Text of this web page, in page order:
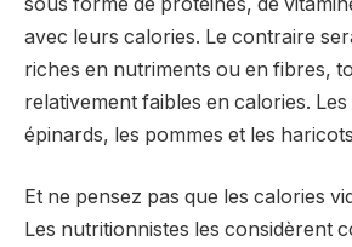
avec leurs calories. Le contraire
riches en nutriments ou en fibres,
relativement faibles en calories.
épinards, les pommes et les
Et ne pensez pas que les calories
Les nutritionnistes les considèrent